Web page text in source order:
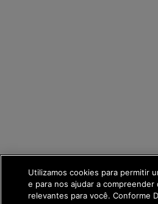
Utilizamos cookies para permitir
e para nos ajudar a
relevantes para você. Conforme